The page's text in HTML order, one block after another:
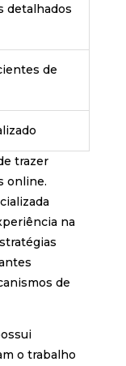
detalhados
de
trazer
online.
na
de
o trabalho